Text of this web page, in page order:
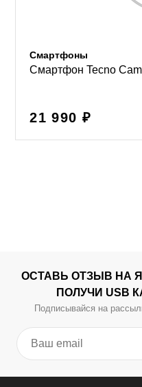
Смартфоны
Смартфон Tecno
21 990 ₽
ОСТАВЬ ОТЗЫВ НА
ПОЛУЧИ USB
Подписывайся на